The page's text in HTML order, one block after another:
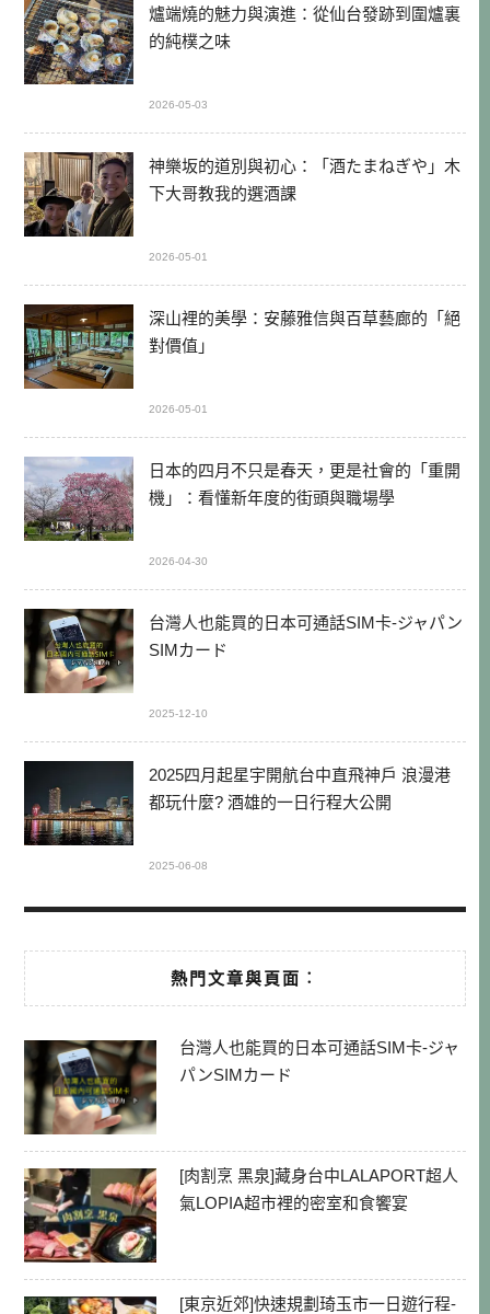
爐端燒的魅力與演進：從仙台發跡到圍爐裏
的純樸之味
2026-05-03
神樂坂的道別與初心：「酒たまねぎや」木
下大哥教我的選酒課
2026-05-01
深山裡的美學：安藤雅信與百草藝廊的「絕
對價值」
2026-05-01
日本的四月不只是春天，更是社會的「重開
機」：看懂新年度的街頭與職場學
2026-04-30
台灣人也能買的日本可通話SIM卡-ジャパン
SIMカード
2025-12-10
2025四月起星宇開航台中直飛神戶 浪漫港
都玩什麼? 酒雄的一日行程大公開
2025-06-08
熱門文章與頁面︰
台灣人也能買的日本可通話SIM卡-ジャ
パンSIMカード
[肉割烹 黑泉]藏身台中LALAPORT超人
氣LOPIA超市裡的密室和食饗宴
[東京近郊]快速規劃琦玉市一日遊行程-